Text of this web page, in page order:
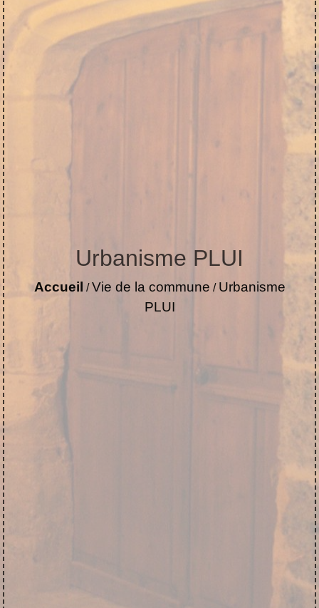
Urbanisme PLUI
Accueil /Vie de la commune / Urbanisme
PLUI